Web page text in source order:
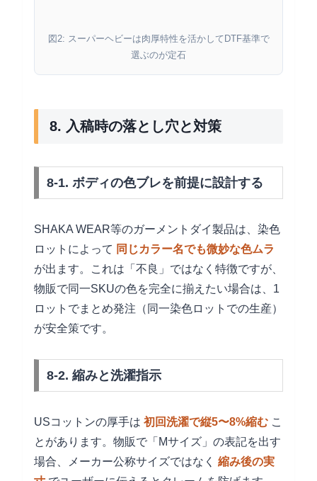
図2: スーパーヘビーは肉厚特性を活かしてDTF基準で
選ぶのが定石
8. 入稿時の落とし穴と対策
8-1. ボディの色ブレを前提に設計する
SHAKA WEAR等のガーメントダイ製品は、染色
ロットによって 同じカラー名でも微妙な色ムラ
が出ます。これは「不良」ではなく特徴ですが、
物販で同一SKUの色を完全に揃えたい場合は、1
ロットでまとめ発注（同一染色ロットでの生産）
が安全策です。
8-2. 縮みと洗濯指示
USコットンの厚手は 初回洗濯で縦5〜8%縮む こ
とがあります。物販で「Mサイズ」の表記を出す
場合、メーカー公称サイズではなく 縮み後の実